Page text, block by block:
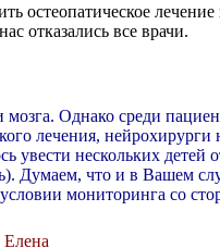
остеопатическое
отказались все врачи.
Однако среди
лечения, нейрохирурги
увести нескольких детей
Думаем, что и в Вашем
мониторинга со